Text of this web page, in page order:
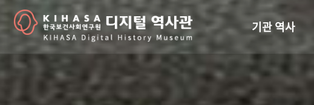
기관 역사
걸어온 길
기관 변천사